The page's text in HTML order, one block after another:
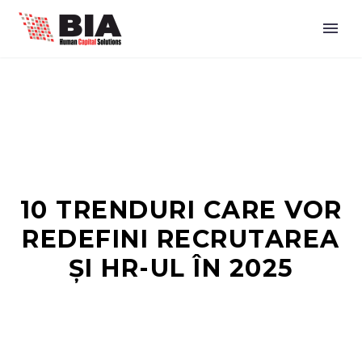
10 TRENDURI CARE VOR
REDEFINI RECRUTAREA
ȘI HR-UL ÎN 2025